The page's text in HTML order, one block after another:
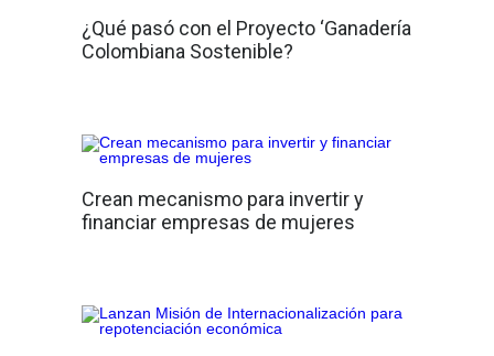
¿Qué pasó con el Proyecto ‘Ganadería
Colombiana Sostenible?
Crean mecanismo para invertir y
financiar empresas de mujeres